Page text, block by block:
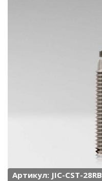
Артикул: JIC-CST-28RB